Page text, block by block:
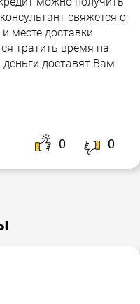
свяжется с
месте доставки
тратить время на
доставят Вам
0 0